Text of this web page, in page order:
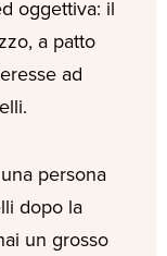
oggettiva: il
a patto
ad
persona
dopo la
un grosso